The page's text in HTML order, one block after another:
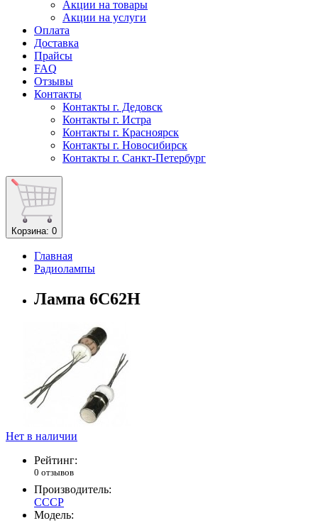
Акции на товары
Акции на услуги
Оплата
Доставка
Прайсы
FAQ
Отзывы
Контакты
Контакты г. Дедовск
Контакты г. Истра
Контакты г. Красноярск
Контакты г. Новосибирск
Контакты г. Санкт-Петербург
Корзина: 0
Главная
Радиолампы
Лампа 6С62Н
Нет в наличии
Рейтинг:
0 отзывов
Производитель:
СССР
Модель: